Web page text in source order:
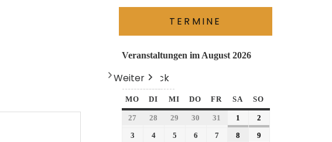
TERMINE
Veranstaltungen im August 2026
Zurück
Heute
Weiter
MO DI MI DO FR SA SO
27 28 29 30 31 1
2
3
4 5 6 7 8
9